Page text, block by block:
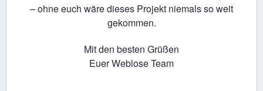
– ohne euch wäre dieses Projekt niemals so weit
gekommen.
Mit den besten Grüßen
Euer Weblose Team